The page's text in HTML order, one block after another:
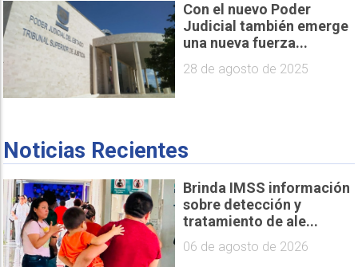
Con el nuevo Poder
Judicial también emerge
una nueva fuerza...
28 de agosto de 2025
Noticias Recientes
Brinda IMSS información
sobre detección y
tratamiento de ale...
06 de agosto de 2026